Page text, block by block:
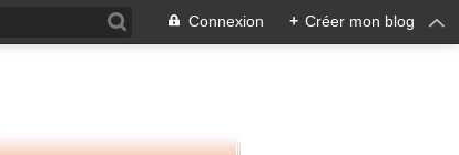
Connexion + Créer mon blog